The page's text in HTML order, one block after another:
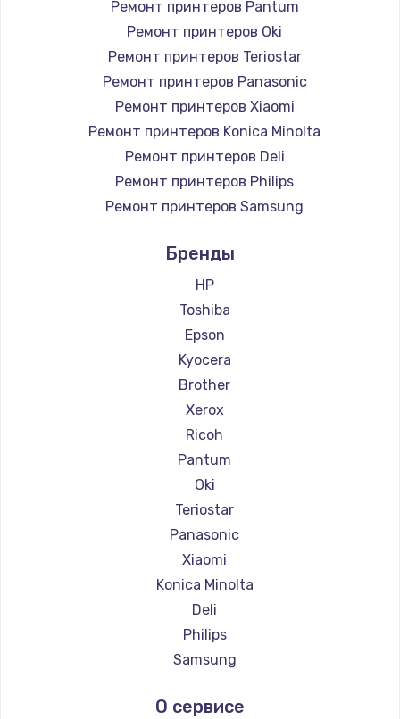
Ремонт принтеров Pantum
Ремонт принтеров Oki
Ремонт принтеров Teriostar
Ремонт принтеров Panasonic
Ремонт принтеров Xiaomi
Ремонт принтеров Konica Minolta
Ремонт принтеров Deli
Ремонт принтеров Philips
Ремонт принтеров Samsung
Ремонт принтеров Lexmark
Ремонт принтеров Sharp
Ремонт принтеров TSC
Ремонт принтеров Fujitsu
Ремонт принтеров Godex
Бренды
HP
Toshiba
Epson
Kyocera
Brother
Xerox
Ricoh
Pantum
Oki
Teriostar
Panasonic
Xiaomi
Konica Minolta
Deli
Philips
Samsung
Lexmark
О сервисе